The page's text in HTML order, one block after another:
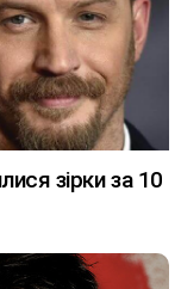
зірки за 10